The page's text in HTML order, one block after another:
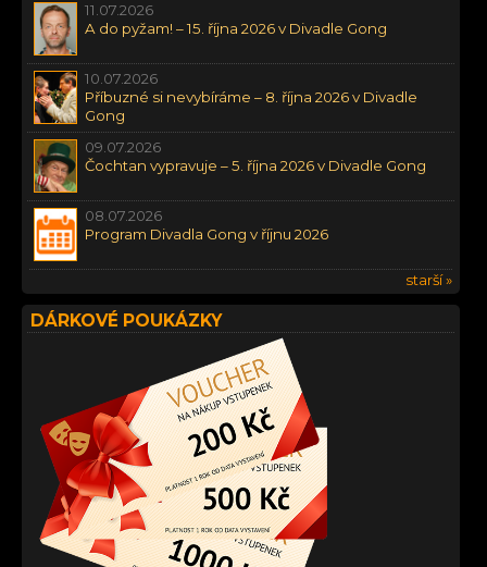
11.07.2026
A do pyžam! – 15. října 2026 v Divadle Gong
10.07.2026
Příbuzné si nevybíráme – 8. října 2026 v Divadle
Gong
09.07.2026
Čochtan vypravuje – 5. října 2026 v Divadle Gong
08.07.2026
Program Divadla Gong v říjnu 2026
starší »
DÁRKOVÉ POUKÁZKY